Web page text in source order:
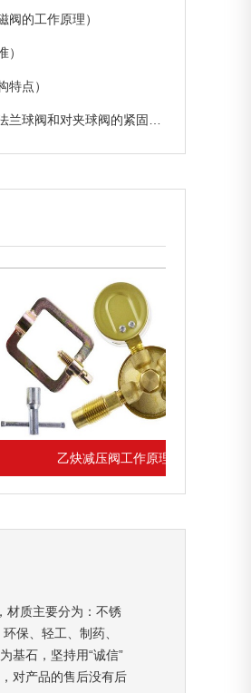
阀的工作原理）
点）
夹球阀的紧固件长度如何计算）
炔减压阀工作原理
材质主要分为：不锈
保、轻工、制药、
基石，坚持用“诚信”
对产品的售后没有后